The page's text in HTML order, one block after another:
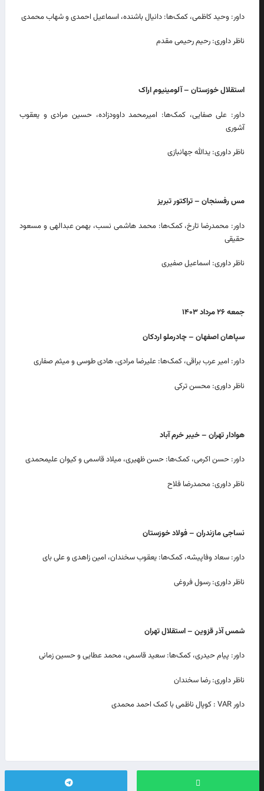
داور: وحید کاظمی، کمک‌ها: دانیال باشنده، اسماعیل احمدی و شهاب محمدی
ناظر داوری: رحیم رحیمی مقدم
استقلال خوزستان – آلومینیوم اراک
داور: علی صفایی، کمک‌ها: امیرمحمد داوودزاده، حسین مرادی و یعقوب
آشوری
ناظر داوری: یدالله جهانبازی
مس رفسنجان – تراکتور تبریز
داور: محمدرضا تارخ، کمک‌ها: محمد هاشمی نسب، بهمن عبدالهی و مسعود
حقیقی
ناظر داوری: اسماعیل صفیری
جمعه ۲۶مرداد۱۴۰۳
سپاهان اصفهان – چادرملو اردکان
داور: امیر عرب براقی، کمک‌ها: علیرضا مرادی، هادی طوسی و میثم صفاری
ناظر داوری: محسن ترکی
هوادار تهران – خیبر خرم آباد
داور: حسن اکرمی، کمک‌ها: حسن ظهیری، میلاد قاسمی و کیوان علیمحمدی
ناظر داوری: محمدرضا فلاح
نساجی مازندران – فولاد خوزستان
داور: سعاد وفاپیشه، کمک‌ها: یعقوب سخندان، امین زاهدی و علی بای
ناظر داوری: رسول فروغی
شمس آذر قزوین – استقلال تهران
داور: پیام حیدری، کمک‌ها: سعید قاسمی، محمد عطایی و حسین زمانی
ناظر داوری: رضا سخندان
داور VAR : کوپال ناظمی با کمک احمد محمدی